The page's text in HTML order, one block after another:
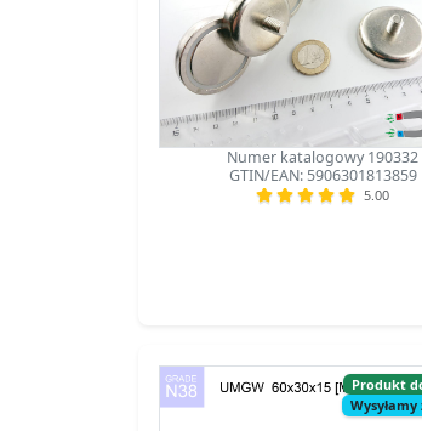
Numer katalogowy 190332
GTIN/EAN: 5906301813859
5.00
Produkt
Wysyłamy